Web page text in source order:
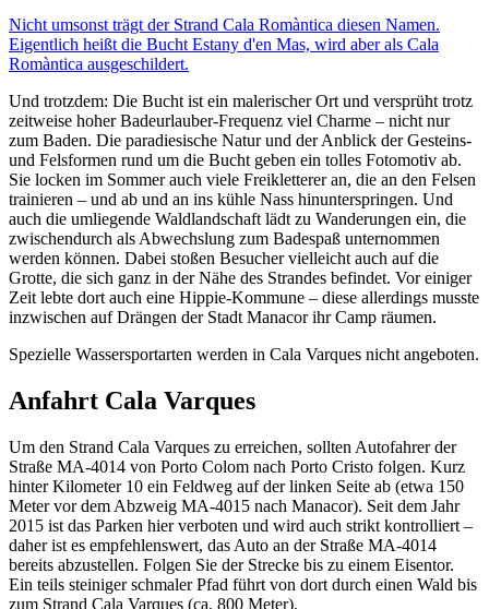
Nicht umsonst trägt der Strand Cala Romàntica diesen Namen.
Eigentlich heißt die Bucht Estany d'en Mas, wird aber als Cala
Romàntica ausgeschildert.
Und trotzdem: Die Bucht ist ein malerischer Ort und versprüht trotz
zeitweise hoher Badeurlauber-Frequenz viel Charme – nicht nur
zum Baden. Die paradiesische Natur und der Anblick der Gesteins-
und Felsformen rund um die Bucht geben ein tolles Fotomotiv ab.
Sie locken im Sommer auch viele Freikletterer an, die an den Felsen
trainieren – und ab und an ins kühle Nass hinunterspringen. Und
auch die umliegende Waldlandschaft lädt zu Wanderungen ein, die
zwischendurch als Abwechslung zum Badespaß unternommen
werden können. Dabei stoßen Besucher vielleicht auch auf die
Grotte, die sich ganz in der Nähe des Strandes befindet. Vor einiger
Zeit lebte dort auch eine Hippie-Kommune – diese allerdings musste
inzwischen auf Drängen der Stadt Manacor ihr Camp räumen.
Spezielle Wassersportarten werden in Cala Varques nicht angeboten.
Anfahrt Cala Varques
Um den Strand Cala Varques zu erreichen, sollten Autofahrer der
Straße MA-4014 von Porto Colom nach Porto Cristo folgen. Kurz
hinter Kilometer 10 ein Feldweg auf der linken Seite ab (etwa 150
Meter vor dem Abzweig MA-4015 nach Manacor). Seit dem Jahr
2015 ist das Parken hier verboten und wird auch strikt kontrolliert –
daher ist es empfehlenswert, das Auto an der Straße MA-4014
bereits abzustellen. Folgen Sie der Strecke bis zu einem Eisentor.
Ein teils steiniger schmaler Pfad führt von dort durch einen Wald bis
zum Strand Cala Varques (ca. 800 Meter).